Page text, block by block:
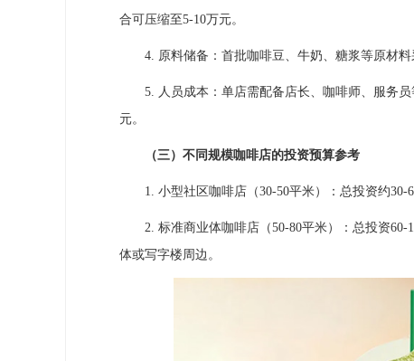
合可压缩至5-10万元。
4. 原料储备：首批咖啡豆、牛奶、糖浆等原材料
5. 人员成本：单店需配备店长、咖啡师、服务员
元。
（三）不同规模咖啡店的投资预算参考
1. 小型社区咖啡店（30-50平米）：总投资约30-
2. 标准商业体咖啡店（50-80平米）：总投资60-
体或写字楼周边。